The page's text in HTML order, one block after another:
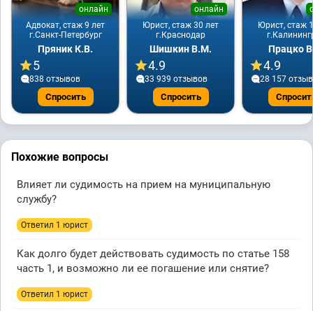
Адвокат, стаж 9 лет
онлайн
г.Санкт-Петербург
Пряник К.В.
5
838 отзывов
Спросить
Юрист, стаж 30 лет
онлайн
г.Краснодар
Шишкин В.М.
4.9
33 939 отзывов
Спросить
Юрист, стаж
Працко
4.9
28 157
Похожие вопросы
Влияет ли судимость на прием на муниципальную
службу?
Ответил 1 юрист
Как долго будет действовать судимость по статье 158
часть 1, и возможно ли ее погашение или снятие?
Ответил 1 юрист